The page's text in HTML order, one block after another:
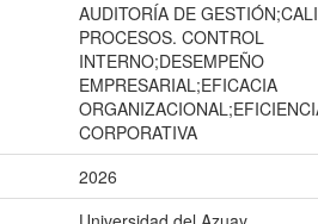
AUDITORÍA DE
PROCESOS. CONTROL
INTERNO;DESEMPEÑO
EMPRESARIAL;EFICACIA
CORPORATIVA
2026